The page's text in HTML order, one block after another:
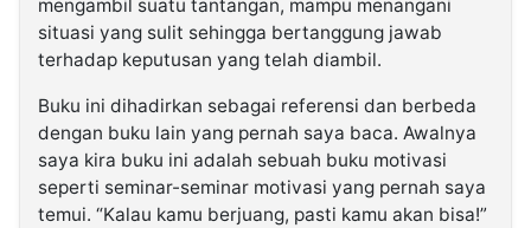
mengambil suatu tantangan, mampu menangani
situasi yang sulit sehingga bertanggung jawab
terhadap keputusan yang telah diambil.
Buku ini dihadirkan sebagai referensi dan berbeda
dengan buku lain yang pernah saya baca. Awalnya
saya kira buku ini adalah sebuah buku motivasi
seperti seminar-seminar motivasi yang pernah saya
temui. “Kalau kamu berjuang, pasti kamu akan bisa!”